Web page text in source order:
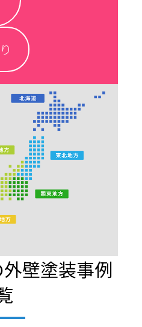
壁塗装事例